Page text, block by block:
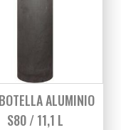
ALUMINIO
S80 / 11,1 L